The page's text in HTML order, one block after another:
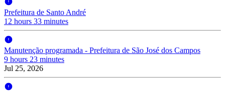
Prefeitura de Santo André
12 hours 33 minutes
Manutenção programada - Prefeitura de São José dos Campos
9 hours 23 minutes
Jul 25, 2026